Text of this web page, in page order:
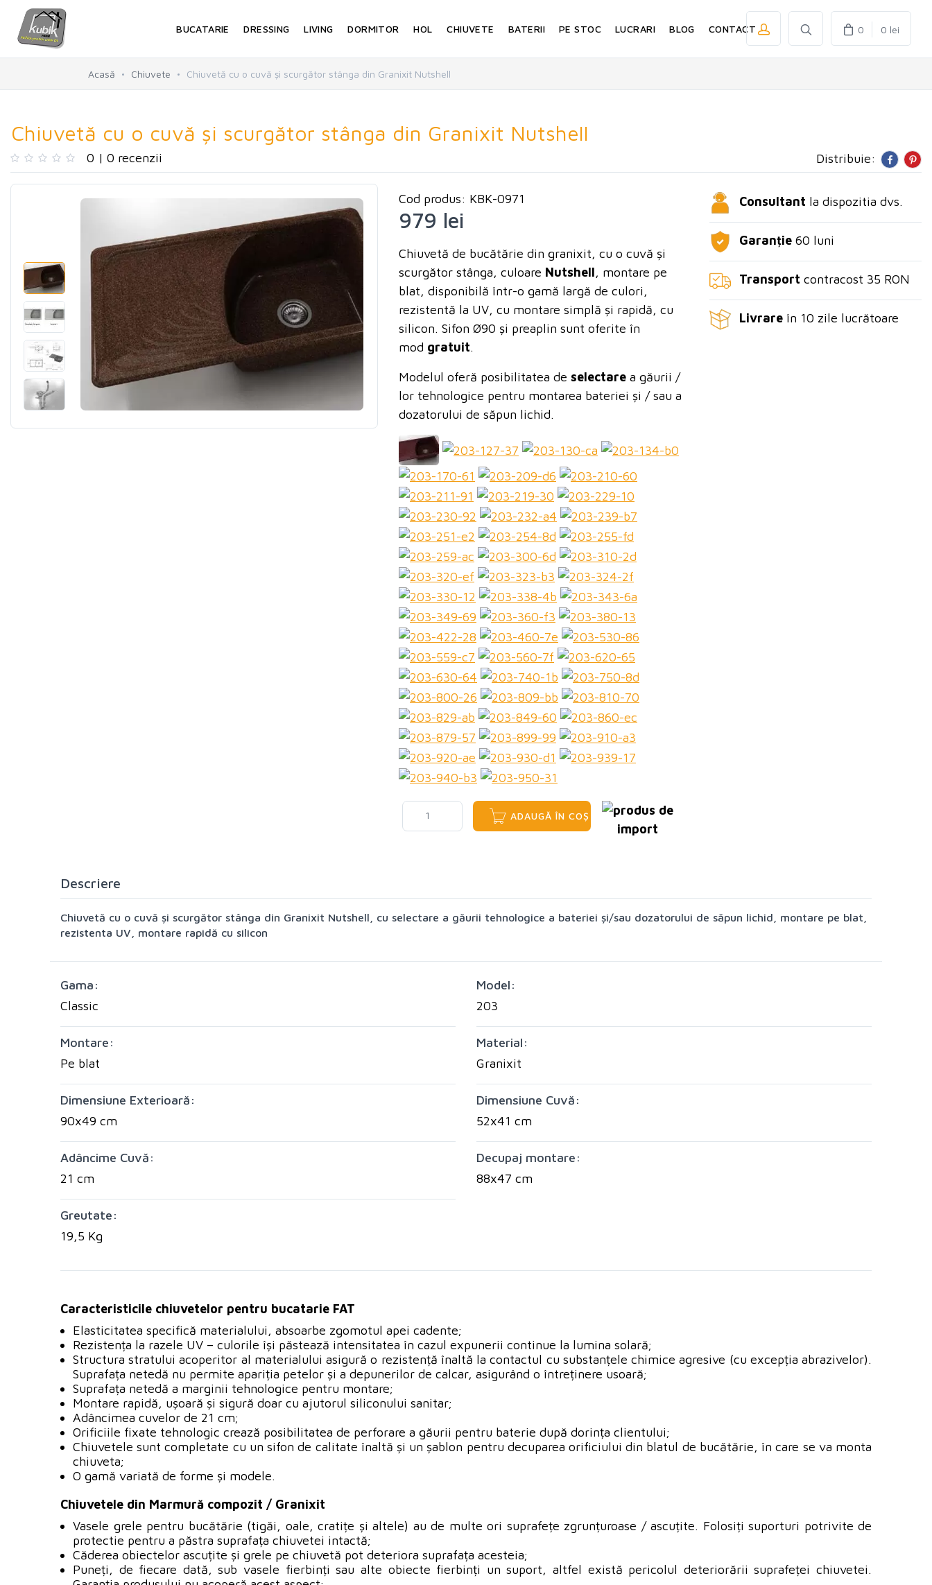
BUCATARIE DRESSING LIVING DORMITOR HOL CHIUVETE BATERII PE STOC LUCRARI BLOG CONTACT 0 0 lei
Acasă Chiuvete Chiuvetă cu o cuvă și scurgător stânga din Granixit Nutshell
Chiuvetă cu o cuvă și scurgător stânga din Granixit Nutshell
0 | 0 recenzii Distribuie:
Cod produs: KBK-0971
979 lei
Chiuvetă de bucătărie din granixit, cu o cuvă și
scurgător stânga, culoare Nutshell, montare pe
blat, disponibilă într-o gamă largă de culori,
rezistentă la UV, cu montare simplă și rapidă, cu
silicon. Sifon Ø90 și preaplin sunt oferite în
mod gratuit.
Modelul oferă posibilitatea de selectare a găurii /
lor tehnologice pentru montarea bateriei și / sau a
dozatorului de săpun lichid.
ADAUGĂ ÎN COȘ
Consultant la dispozitia dvs.
Garanție 60 luni
Transport contracost 35 RON
Livrare în 10 zile lucrătoare
Descriere
Chiuvetă cu o cuvă și scurgător stânga din Granixit Nutshell, cu selectare a găurii tehnologice a bateriei și/sau dozatorului de săpun lichid, montare pe blat,
rezistenta UV, montare rapidă cu silicon
Gama:
Classic
Model:
203
Montare:
Pe blat
Material:
Granixit
Dimensiune Exterioară:
90x49 cm
Dimensiune Cuvă:
52x41 cm
Adâncime Cuvă:
21 cm
Decupaj montare:
88x47 cm
Greutate:
19,5 Kg
Caracteristicile chiuvetelor pentru bucatarie FAT
Elasticitatea specifică materialului, absoarbe zgomotul apei cadente;
Rezistența la razele UV – culorile își păstează intensitatea în cazul expunerii continue la lumina solară;
Structura stratului acoperitor al materialului asigură o rezistență înaltă la contactul cu substanțele chimice agresive (cu excepția abrazivelor).
Suprafața netedă nu permite apariția petelor și a depunerilor de calcar, asigurând o întreținere usoară;
Suprafața netedă a marginii tehnologice pentru montare;
Montare rapidă, ușoară și sigură doar cu ajutorul siliconului sanitar;
Adâncimea cuvelor de 21 cm;
Orificiile fixate tehnologic crează posibilitatea de perforare a găurii pentru baterie după dorința clientului;
Chiuvetele sunt completate cu un sifon de calitate înaltă și un șablon pentru decuparea orificiului din blatul de bucătărie, în care se va monta
chiuveta;
O gamă variată de forme și modele.
Chiuvetele din Marmură compozit / Granixit
Vasele grele pentru bucătărie (tigăi, oale, cratițe și altele) au de multe ori suprafețe zgrunțuroase / ascuțite. Folosiți suporturi potrivite de
protectie pentru a păstra suprafața chiuvetei intactă;
Căderea obiectelor ascuțite și grele pe chiuvetă pot deteriora suprafața acesteia;
Puneți, de fiecare dată, sub vasele fierbinți sau alte obiecte fierbinți un suport, altfel există pericolul deteriorării suprafeței chiuvetei.